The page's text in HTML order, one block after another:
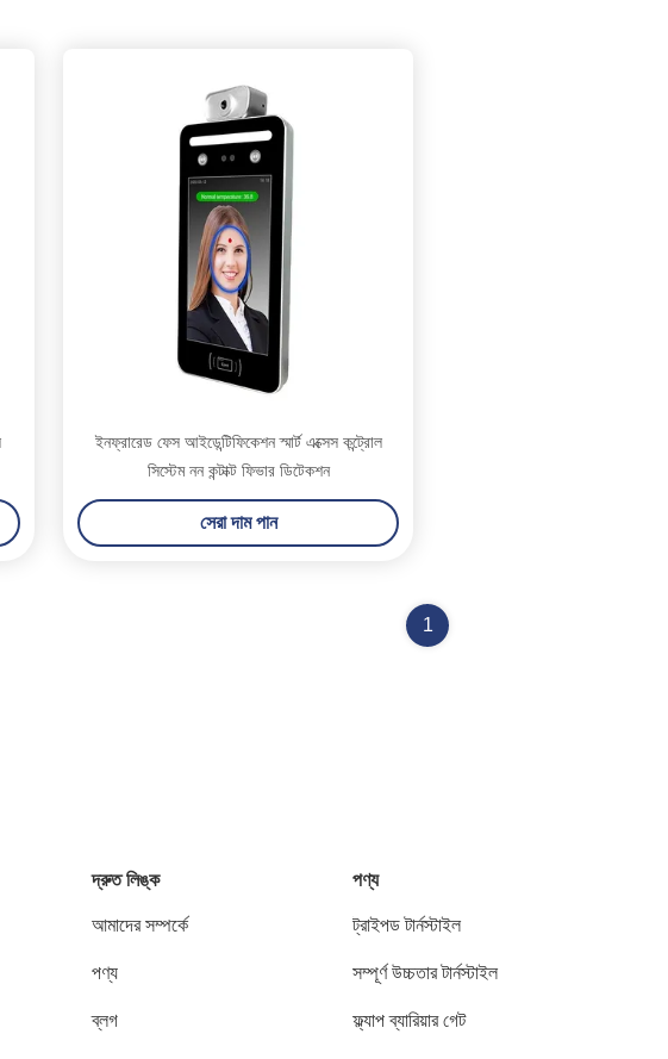
ইনফ্রারেড ফেস আইডেন্টিফিকেশন স্মার্ট এক্সেস কন্ট্রোল
সিস্টেম নন কন্টাক্ট ফিভার ডিটেকশন
সেরা দাম পান
1
দ্রুত লিঙ্ক
আমাদের সম্পর্কে
পণ্য
ব্লগ
পণ্য
ট্রাইপড টার্নস্টাইল
সম্পূর্ণ উচ্চতার টার্নস্টাইল
ফ্ল্যাপ ব্যারিয়ার গেট